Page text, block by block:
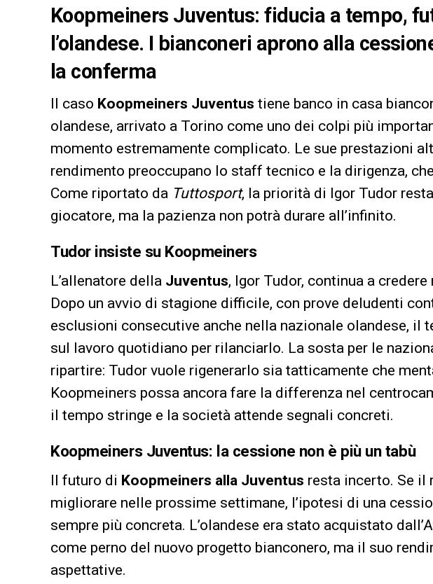
Koopmeiners Juventus: fiducia a tempo,
l’olandese. I bianconeri aprono alla
la conferma
Il caso Koopmeiners Juventus tiene banco in casa
olandese, arrivato a Torino come uno dei colpi più
momento estremamente complicato. Le sue prestazioni
rendimento preoccupano lo staff tecnico e la dirigenza,
Come riportato da Tuttosport, la priorità di Igor Tudor
giocatore, ma la pazienza non potrà durare all’infinito.
Tudor insiste su Koopmeiners
L’allenatore della Juventus, Igor Tudor, continua a
Dopo un avvio di stagione difficile, con prove deludenti
esclusioni consecutive anche nella nazionale olandese, il
sul lavoro quotidiano per rilanciarlo. La sosta per le
ripartire: Tudor vuole rigenerarlo sia tatticamente che
Koopmeiners possa ancora fare la differenza nel
il tempo stringe e la società attende segnali concreti.
Koopmeiners Juventus: la cessione non è più un tabù
Il futuro di Koopmeiners alla Juventus resta incerto. Se il
migliorare nelle prossime settimane, l’ipotesi di una
sempre più concreta. L’olandese era stato acquistato
come perno del nuovo progetto bianconero, ma il suo
aspettative.